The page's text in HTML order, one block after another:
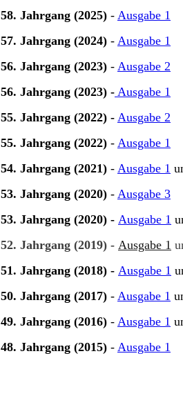
58. Jahrgang (2025) - Ausgabe 1
57. Jahrgang (2024) - Ausgabe 1
56. Jahrgang (2023) - Ausgabe 2
56. Jahrgang (2023) - Ausgabe 1
55. Jahrgang (2022) - Ausgabe 2
55. Jahrgang (2022) - Ausgabe 1
54. Jahrgang (2021) - Ausgabe 1
53. Jahrgang (2020) - Ausgabe 3
53. Jahrgang (2020) - Ausgabe 1
52. Jahrgang (2019) - Ausgabe 1
51. Jahrgang (2018) - Ausgabe 1
50. Jahrgang (2017) - Ausgabe 1
49. Jahrgang (2016) - Ausgabe 1
48. Jahrgang (2015) - Ausgabe 1